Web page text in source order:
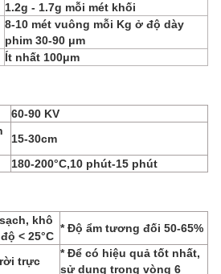
1.2g - 1.7g mỗi mét khối
8-10 mét vuông mỗi Kg ở độ dày
phim 30-90 μm
Ít nhất 100μm
60-90 KV
15-30cm
180-200°C,10 phút-15 phút
khô
< 25°C
* Độ ẩm tương đối 50-65%
trực
* Để có hiệu quả tốt nhất,
sử dụng trong vòng 6